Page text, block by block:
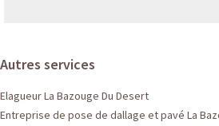
Autres services
Elagueur La Bazouge Du Desert
Entreprise de pose de dallage et pavé La